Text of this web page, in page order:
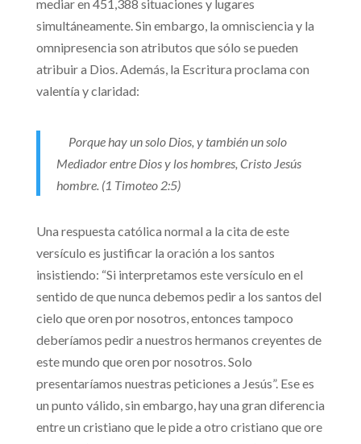
mediar en 451,388 situaciones y lugares
simultáneamente. Sin embargo, la omnisciencia y la
omnipresencia son atributos que sólo se pueden
atribuir a Dios. Además, la Escritura proclama con
valentía y claridad:
Porque hay un solo Dios, y también un solo
Mediador entre Dios y los hombres, Cristo Jesús
hombre. (1 Timoteo 2:5)
Una respuesta católica normal a la cita de este
versículo es justificar la oración a los santos
insistiendo: “Si interpretamos este versículo en el
sentido de que nunca debemos pedir a los santos del
cielo que oren por nosotros, entonces tampoco
deberíamos pedir a nuestros hermanos creyentes de
este mundo que oren por nosotros. Solo
presentaríamos nuestras peticiones a Jesús”. Ese es
un punto válido, sin embargo, hay una gran diferencia
entre un cristiano que le pide a otro cristiano que ore